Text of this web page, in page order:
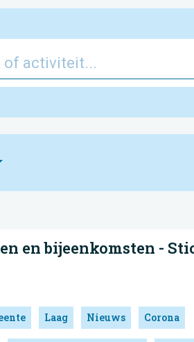
en bijeenkomsten -
Laag Nieuws Corona